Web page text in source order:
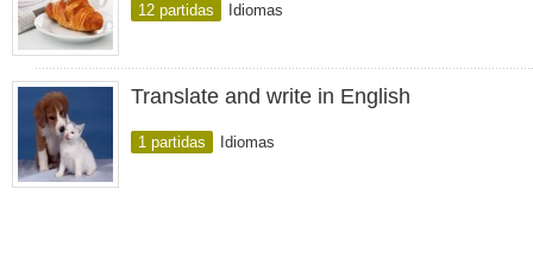
12 partidas Idiomas
Translate and write in English
1 partidas Idiomas